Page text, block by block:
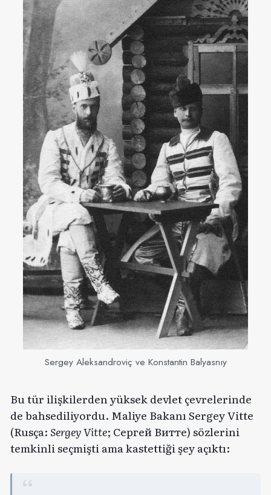
Sergey Aleksandroviç ve Konstantin Balyasnıy
Bu tür ilişkilerden yüksek devlet çevrelerinde
de bahsediliyordu. Maliye Bakanı Sergey Vitte
(Rusça:Sergey Vitte; Сергей Витте) sözlerini
temkinli seçmişti ama kastettiği şey açıktı: